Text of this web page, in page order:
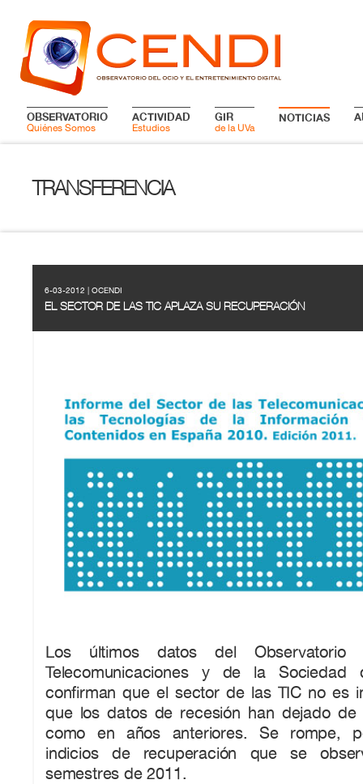
OBSERVATORIO
Quiénes Somos
ACTIVIDAD
Estudios
GIR
de la UVa
NOTICIAS
TRANSFERENCIA
6-03-2012 | OCENDI
EL SECTOR DE LAS TIC APLAZA SU RECUPERACIÓN
Los últimos datos del Observatorio
Telecomunicaciones y de la Sociedad
confirman que el sector de las TIC no es
que los datos de recesión han dejado de
como en años anteriores. Se rompe,
indicios de recuperación que se
semestres de 2011.